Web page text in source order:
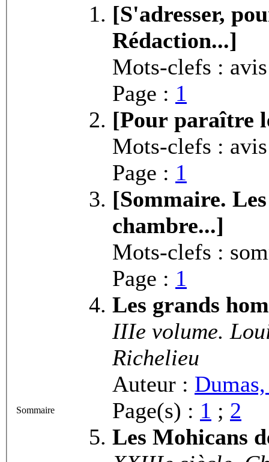
Sommaire
[S'adresser,
Rédaction...]
Mots-clefs :
Page : 1
[Pour paraître
Mots-clefs :
Page : 1
[Sommaire.
chambre...]
Mots-clefs :
Page : 1
Les grands
IIIe volume.
Richelieu
Auteur :
Page(s) : 1 ; 2
Les Mohicans